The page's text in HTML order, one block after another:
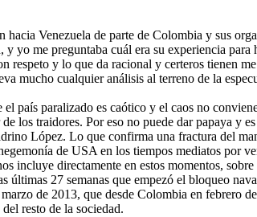
Venezuela de parte de Colombia y sus
me preguntaba cuál era su experiencia
y lo que da racional y certeros tienen
mucho cualquier análisis al terreno de la
país paralizado es caótico y el caos no
traidores. Por eso no puede dar papaya y
López. Lo que confirma una fractura del
de USA en los tiempos mediatos por
incluye directamente en estos momentos,
27 semanas que empezó el bloqueo
de 2013, que desde Colombia en febrero
resto de la sociedad.